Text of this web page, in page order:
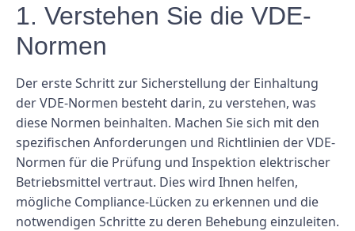
1. Verstehen Sie die VDE-
Normen
Der erste Schritt zur Sicherstellung der Einhaltung
der VDE-Normen besteht darin, zu verstehen, was
diese Normen beinhalten. Machen Sie sich mit den
spezifischen Anforderungen und Richtlinien der VDE-
Normen für die Prüfung und Inspektion elektrischer
Betriebsmittel vertraut. Dies wird Ihnen helfen,
mögliche Compliance-Lücken zu erkennen und die
notwendigen Schritte zu deren Behebung einzuleiten.